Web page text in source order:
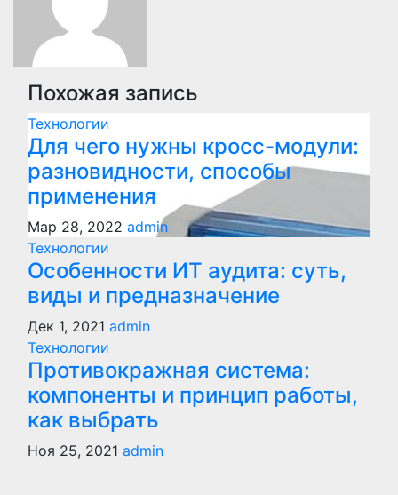
Похожая запись
Технологии
Для чего нужны кросс-модули:
разновидности, способы
применения
Мар 28, 2022 admin
Технологии
Особенности ИТ аудита: суть,
виды и предназначение
Дек 1, 2021 admin
Технологии
Противокражная система:
компоненты и принцип работы,
как выбрать
Ноя 25, 2021 admin